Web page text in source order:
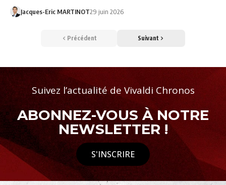
Jacques-Eric MARTINOT29 juin 2026
Précédent Suivant
Suivez l’actualité de Vivaldi Chronos
ABONNEZ-VOUS À NOTRE
NEWSLETTER !
S'INSCRIRE